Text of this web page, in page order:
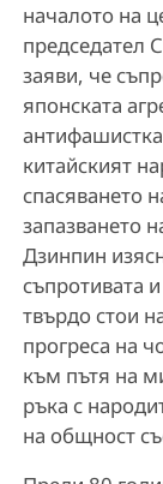
началото на
председател
заяви, че
японската
китайският
спасяването
запазването
Дзинпин
съпротивата
твърдо стои
прогреса на
към пътя на
ръка с
на общност